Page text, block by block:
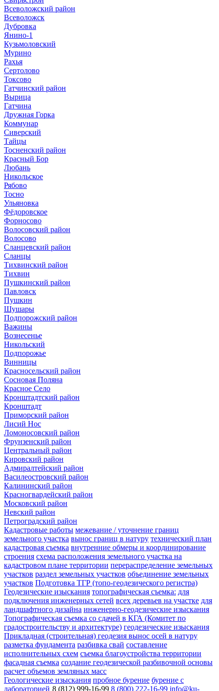
Всеволожский район
Всеволожск
Дубровка
Янино-1
Кузьмоловский
Мурино
Рахья
Сертолово
Токсово
Гатчинский район
Вырица
Гатчина
Дружная Горка
Коммунар
Сиверский
Тайцы
Тосненский район
Красный Бор
Любань
Никольское
Рябово
Тосно
Ульяновка
Фёдоровское
Форносово
Волосовский район
Волосово
Сланцевский район
Сланцы
Тихвинский район
Тихвин
Пушкинский район
Павловск
Пушкин
Шушары
Подпорожский район
Важины
Вознесенье
Никольский
Подпорожье
Винницы
Красносельский район
Сосновая Поляна
Красное Село
Кронштадтский район
Кронштадт
Приморский район
Лисий Нос
Ломоносовский район
Фрунзенский район
Центральный район
Кировский район
Адмиралтейский район
Василеостровский район
Калининский район
Красногвардейский район
Московский район
Невский район
Петроградский район
Кадастровые работы межевание / уточнение границ
земельного участка вынос границ в натуру технический план
кадастровая съемка внутренние обмеры и координирование
строения схема расположения земельного участка на
кадастровом плане территории перераспределение земельных
участков раздел земельных участков объединение земельных
участков Подготовка ТГР (топо-геодезического регистра)
Геодезические изыскания топографическая съемка: для
подключения инженерных сетей всех деревьев на участке для
ландшафтного дизайна инженерно-геодезические изыскания
Топографическая съемка со сдачей в КГА (Комитет по
градостроительству и архитектуре) геодезические изыскания
Прикладная (строительная) геодезия вынос осей в натуру
разметка фундамента разбивка свай составление
исполнительных схем съемка благоустройства территории
фасадная съемка создание геодезической разбивочной основы
расчет объемов земляных масс
Геологические изыскания пробное бурение бурение с
лабораторией 8 (812) 999-16-99 8 (800) 222-16-99 info@ku-